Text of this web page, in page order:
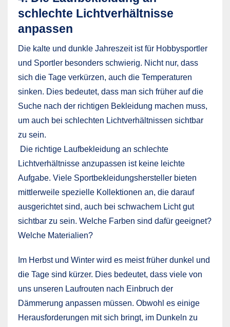
schlechte Lichtverhältnisse
anpassen
Die kalte und dunkle Jahreszeit ist für Hobbysportler
und Sportler besonders schwierig. Nicht nur, dass
sich die Tage verkürzen, auch die Temperaturen
sinken. Dies bedeutet, dass man sich früher auf die
Suche nach der richtigen Bekleidung machen muss,
um auch bei schlechten Lichtverhältnissen sichtbar
zu sein.
Die richtige Laufbekleidung an schlechte
Lichtverhältnisse anzupassen ist keine leichte
Aufgabe. Viele Sportbekleidungshersteller bieten
mittlerweile spezielle Kollektionen an, die darauf
ausgerichtet sind, auch bei schwachem Licht gut
sichtbar zu sein. Welche Farben sind dafür geeignet?
Welche Materialien?
Im Herbst und Winter wird es meist früher dunkel und
die Tage sind kürzer. Dies bedeutet, dass viele von
uns unseren Laufrouten nach Einbruch der
Dämmerung anpassen müssen. Obwohl es einige
Herausforderungen mit sich bringt, im Dunkeln zu